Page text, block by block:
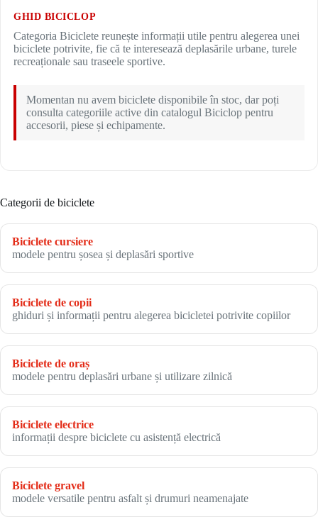
GHID BICICLOP
Categoria Biciclete reunește informații utile pentru alegerea unei
biciclete potrivite, fie că te interesează deplasările urbane, turele
recreaționale sau traseele sportive.
Momentan nu avem biciclete disponibile în stoc, dar poți
consulta categoriile active din catalogul Biciclop pentru
accesorii, piese și echipamente.
Categorii de biciclete
Biciclete cursiere
modele pentru șosea și deplasări sportive
Biciclete de copii
ghiduri și informații pentru alegerea bicicletei potrivite copiilor
Biciclete de oraș
modele pentru deplasări urbane și utilizare zilnică
Biciclete electrice
informații despre biciclete cu asistență electrică
Biciclete gravel
modele versatile pentru asfalt și drumuri neamenajate